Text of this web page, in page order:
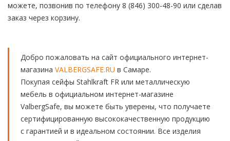
можете, позвонив по телефону 8 (846) 300-48-90 или сделав
заказ через корзину.
Добро пожаловать на сайт официального интернет-
магазина VALBERGSAFE.RU в Самаре.
Покупая сейфы Stahlkraft FR или металлическую
мебель в официальном интернет-магазине
ValbergSafe, вы можете быть уверены, что получаете
сертифицированную высококачественную продукцию
с гарантией и в идеальном состоянии. Все изделия